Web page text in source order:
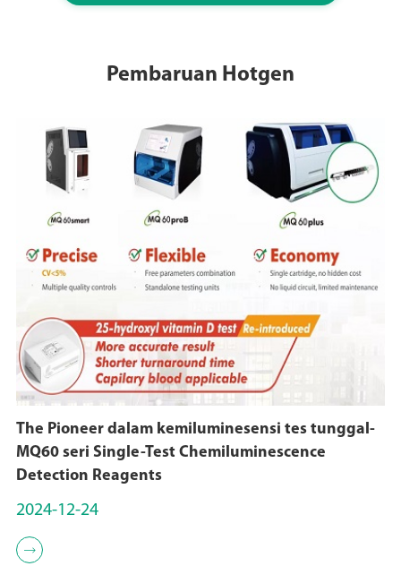
Pembaruan Hotgen
The Pioneer dalam kemiluminesensi tes tunggal-
MQ60 seri Single-Test Chemiluminescence
Detection Reagents
2024-12-24
